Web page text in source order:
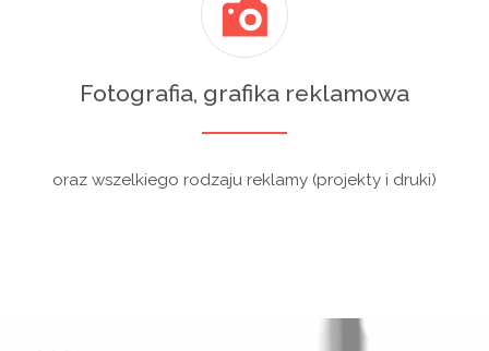
Fotografia, grafika reklamowa
oraz wszelkiego rodzaju reklamy (projekty i druki)